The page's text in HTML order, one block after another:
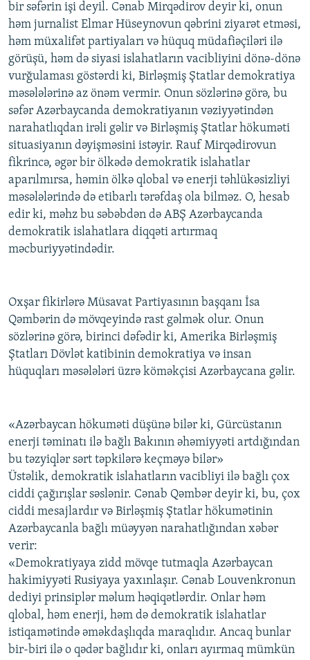
bir səfərin işi deyil. Cənab Mirqədirov deyir ki, onun
həm jurnalist Elmar Hüseynovun qəbrini ziyarət etməsi,
həm müxalifət partiyaları və hüquq müdafiəçiləri ilə
görüşü, həm də siyasi islahatların vacibliyini dönə-dönə
vurğulaması göstərdi ki, Birləşmiş Ştatlar demokratiya
məsələlərinə az önəm vermir. Onun sözlərinə görə, bu
səfər Azərbaycanda demokratiyanın vəziyyətindən
narahatlıqdan irəli gəlir və Birləşmiş Ştatlar hökuməti
situasiyanın dəyişməsini istəyir. Rauf Mirqədirovun
fikrincə, əgər bir ölkədə demokratik islahatlar
aparılmırsa, həmin ölkə qlobal və enerji təhlükəsizliyi
məsələlərində də etibarlı tərəfdaş ola bilməz. O, hesab
edir ki, məhz bu səbəbdən də ABŞ Azərbaycanda
demokratik islahatlara diqqəti artırmaq
məcburiyyətindədir.
Oxşar fikirlərə Müsavat Partiyasının başqanı İsa
Qəmbərin də mövqeyində rast gəlmək olur. Onun
sözlərinə görə, birinci dəfədir ki, Amerika Birləşmiş
Ştatları Dövlət katibinin demokratiya və insan
hüquqları məsələləri üzrə köməkçisi Azərbaycana gəlir.
«Azərbaycan hökuməti düşünə bilər ki, Gürcüstanın
enerji təminatı ilə bağlı Bakının əhəmiyyəti artdığından
bu təzyiqlər sərt təpkilərə keçməyə bilər»
Üstəlik, demokratik islahatların vacibliyi ilə bağlı çox
ciddi çağırışlar səslənir. Cənab Qəmbər deyir ki, bu, çox
ciddi mesajlardır və Birləşmiş Ştatlar hökumətinin
Azərbaycanla bağlı müəyyən narahatlığından xəbər
verir:
«Demokratiyaya zidd mövqe tutmaqla Azərbaycan
hakimiyyəti Rusiyaya yaxınlaşır. Cənab Louvenkronun
dediyi prinsiplər məlum həqiqətlərdir. Onlar həm
qlobal, həm enerji, həm də demokratik islahatlar
istiqamətində əməkdaşlıqda maraqlıdır. Ancaq bunlar
bir-biri ilə o qədər bağlıdır ki, onları ayırmaq mümkün